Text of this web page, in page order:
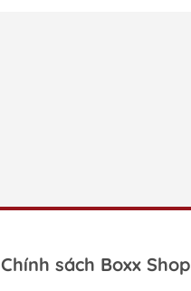
Chính sách Boxx Shop